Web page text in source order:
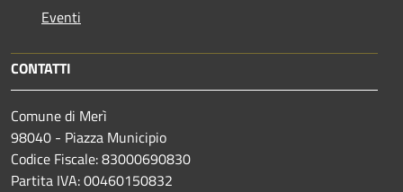
Eventi
CONTATTI
Comune di Merì
98040 - Piazza Municipio
Codice Fiscale: 83000690830
Partita IVA: 00460150832